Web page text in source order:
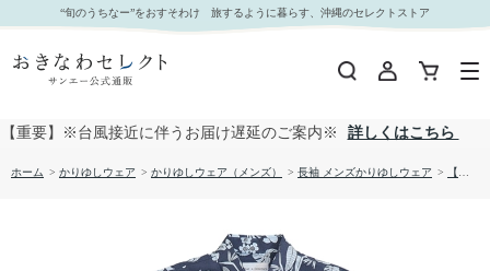
【送料無料】形態安定 ハンドペイントプランツ柄 長袖 かりゆしウェアP1025-31｜おきなわセレ
クト サンエー公式通販
“旬のうちなー”をおすそわけ 旅するように暮らす、沖縄のセレクトストア
【重要】※台風接近に伴うお届け遅延のご案内※ 詳しくはこちら
ホーム > かりゆしウェア > かりゆしウェア（メンズ） > 長袖 メンズかりゆしウェア > 【送料無料】形態安定 ハンドペイントプランツ柄 長袖 かりゆしウェアP1025-31